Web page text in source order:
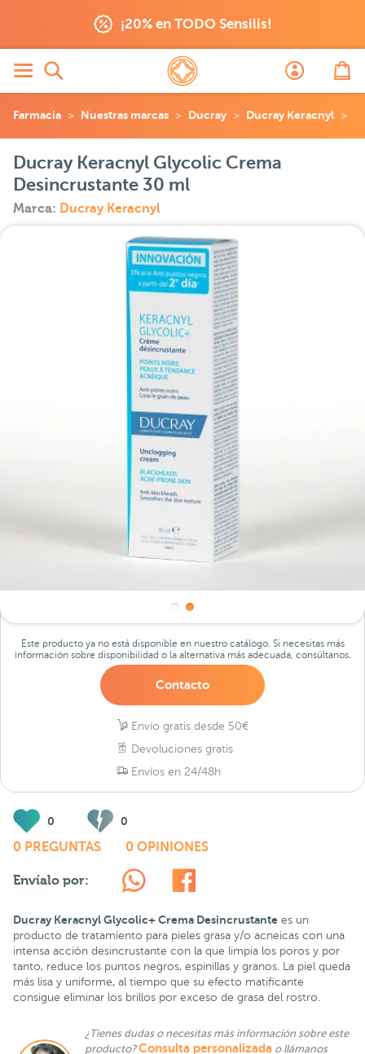
¡20% en TODO Sensilis!
Farmacia Nuestras marcas Ducray Ducray Keracnyl
Ducray Keracnyl Glycolic Crema
Desincrustante 30 ml
Marca: Ducray Keracnyl
Este producto ya no está disponible en nuestro catálogo. Si necesitas más
información sobre disponibilidad o la alternativa más adecuada, consúltanos.
Contacto
Envío gratis desde 50€
Devoluciones gratis
Envíos en 24/48h
0 0
0 PREGUNTAS 0 OPINIONES
Envíalo por:
Ducray Keracnyl Glycolic+ Crema Desincrustante es un
producto de tratamiento para pieles grasa y/o acneicas con una
intensa acción desincrustante con la que limpia los poros y por
tanto, reduce los puntos negros, espinillas y granos. La piel queda
más lisa y uniforme, al tiempo que su efecto matificante
consigue eliminar los brillos por exceso de grasa del rostro.
¿Tienes dudas o necesitas más información sobre este
producto?Consulta personalizada o llámanos